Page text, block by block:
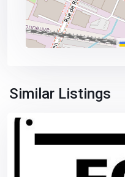
Similar Listings